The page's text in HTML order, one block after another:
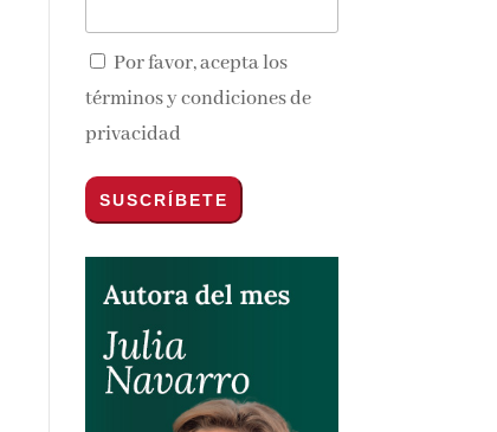
Por favor, acepta los
términos y condiciones de
privacidad